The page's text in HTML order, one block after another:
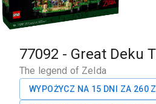
77092 - Great Deku
The legend of Zelda
WYPOŻYCZ NA 15 DNI ZA 260